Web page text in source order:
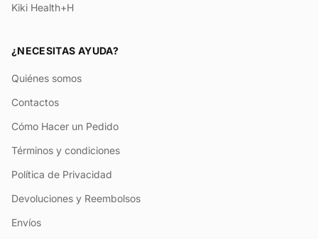
Kiki Health+H
¿NECESITAS AYUDA?
Quiénes somos
Contactos
Cómo Hacer un Pedido
Términos y condiciones
Política de Privacidad
Devoluciones y Reembolsos
Envíos